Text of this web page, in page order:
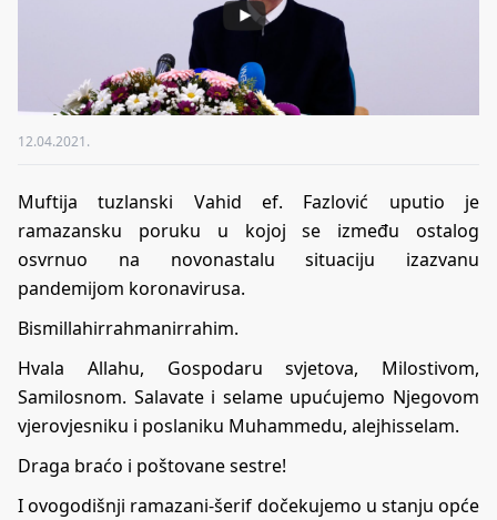
12.04.2021.
Muftija tuzlanski Vahid ef. Fazlović uputio je
ramazansku poruku u kojoj se između ostalog
osvrnuo na novonastalu situaciju izazvanu
pandemijom koronavirusa.
Bismillahirrahmanirrahim.
Hvala Allahu, Gospodaru svjetova, Milostivom,
Samilosnom. Salavate i selame upućujemo Njegovom
vjerovjesniku i poslaniku Muhammedu, alejhisselam.
Draga braćo i poštovane sestre!
I ovogodišnji ramazani-šerif dočekujemo u stanju opće